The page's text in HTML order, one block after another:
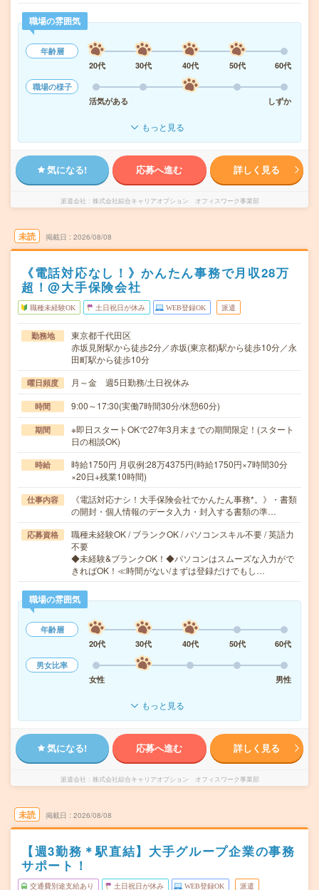
職場の雰囲気
年齢層
20代
30代 40代 50代
60代
職場の様子
活気がある
しずか
もっと見る
気になる! 応募へ進む 詳しく見る
派遣会社 株式会社綜合キャリアオプション オフィスワーク事業部
未読 掲載日 2026/08/08
《電話対応なし！》かんたん事務で月収28万
超！@大手保険会社
職種未経験OK 土日祝日が休み WEB登録OK 派遣
勤務地
東京都千代田区
赤坂見附駅から徒歩2分／赤坂(東京都)駅から徒歩10分／永
田町駅から徒歩10分
曜日頻度 月～金 週5日勤務/土日祝休み
時間 9:00～17:30(実働7時間30分/休憩60分)
期間
※即日スタートOKで27年3月末までの期間限定！(スタート
日の相談OK)
時給
時給1750円 月収例:28万4375円(時給1750円×7時間30分
×20日+残業10時間)
仕事内容
《電話対応ナシ！大手保険会社でかんたん事務*。》・書類
の開封・個人情報のデータ入力・封入する書類の準…
応募資格
職種未経験OK / ブランクOK / パソコンスキル不要 / 英語力
不要
◆未経験&ブランクOK！◆パソコンはスムーズな入力がで
きればOK！≪時間がない/まずは登録だけでもし…
職場の雰囲気
年齢層
20代
30代 40代 50代
60代
男女比率
女性
男性
もっと見る
気になる! 応募へ進む 詳しく見る
派遣会社 株式会社綜合キャリアオプション オフィスワーク事業部
未読 掲載日 2026/08/08
【週3勤務＊駅直結】大手グループ企業の事務
サポート！
交通費別途支給あり 土日祝日が休み WEB登録OK 派遣